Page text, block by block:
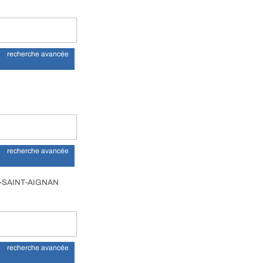
recherche avancée
recherche avancée
AIGNAN
recherche avancée